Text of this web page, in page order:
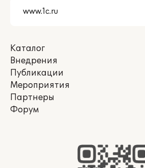
Каталог
Внедрения
Публикации
Мероприятия
Партнеры
Форум